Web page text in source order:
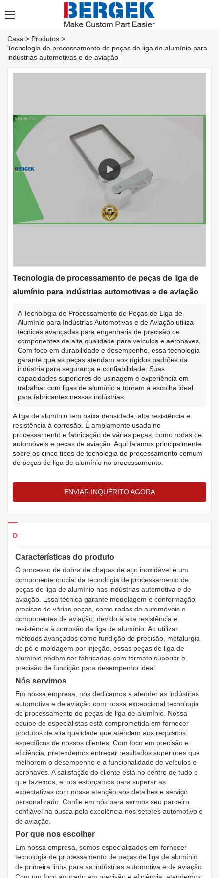
Casa > Produtos >
Tecnologia de processamento de peças de liga de alumínio para
indústrias automotivas e de aviação
Tecnologia de processamento de peças de liga de
alumínio para indústrias automotivas e de aviação
A Tecnologia de Processamento de Peças de Liga de
Alumínio para Indústrias Automotivas e de Aviação utiliza
técnicas avançadas para engenharia de precisão de
componentes de alta qualidade para veículos e aeronaves.
Com foco em durabilidade e desempenho, essa tecnologia
garante que as peças atendam aos rígidos padrões da
indústria para segurança e confiabilidade. Suas
capacidades superiores de usinagem e experiência em
trabalhar com ligas de alumínio a tornam a escolha ideal
para fabricantes nessas indústrias.
A liga de alumínio tem baixa densidade, alta resistência e
resistência à corrosão. É amplamente usada no
processamento e fabricação de várias peças, como rodas de
automóveis e peças de aviação. Aqui falamos principalmente
sobre os cinco tipos de tecnologia de processamento comum
de peças de liga de alumínio no processamento.
ENVIAR INQUÉRITO AGORA
Detalhes dos produtos
Características do produto
O processo de dobra de chapas de aço inoxidável é um
componente crucial da tecnologia de processamento de
peças de liga de alumínio nas indústrias automotiva e de
aviação. Essa técnica garante modelagem e conformação
precisas de várias peças, como rodas de automóveis e
componentes de aviação, devido à alta resistência e
resistência à corrosão da liga de alumínio. Ao utilizar
métodos avançados como fundição de precisão, metalurgia
do pó e moldagem por injeção, essas peças de liga de
alumínio podem ser fabricadas com formato superior e
precisão de fundição para desempenho ideal.
Nós servimos
Em nossa empresa, nos dedicamos a atender as indústrias
automotiva e de aviação com nossa excepcional tecnologia
de processamento de peças de liga de alumínio. Nossa
equipe de especialistas está comprometida em fornecer
produtos de alta qualidade que atendam aos requisitos
específicos de nossos clientes. Com foco em precisão e
eficiência, pretendemos entregar resultados superiores que
melhorem o desempenho e a funcionalidade de veículos e
aeronaves. A satisfação do cliente está no centro de tudo o
que fazemos, e nos esforçamos para superar as
expectativas com nossa atenção aos detalhes e serviço
personalizado. Confie em nós para sermos seu parceiro
confiável na busca pela excelência nos setores automotivo e
de aviação.
Por que nos escolher
Em nossa empresa, somos especializados em fornecer
tecnologia de processamento de peças de liga de alumínio
de primeira linha para as indústrias automotiva e de aviação.